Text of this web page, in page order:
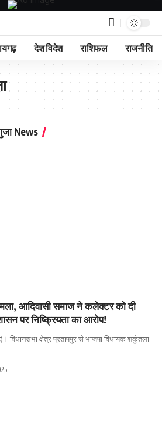
देश विदेश राशिफल राजनीति
News
आदिवासी समाज ने कलेक्टर को दी
पर निष्क्रियता का आरोप!
विधानसभा क्षेत्र प्रतापपुर से भाजपा विधायक शकुंतला